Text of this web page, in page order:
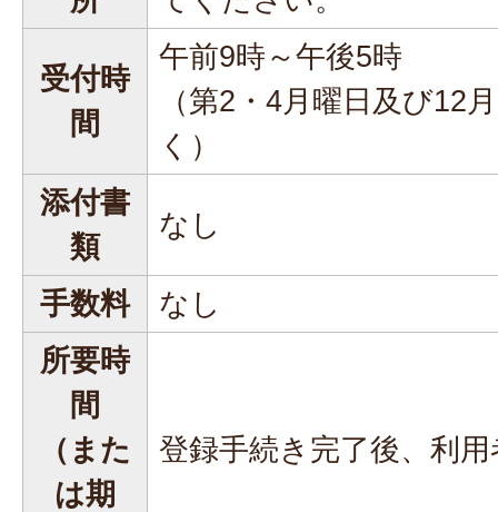
受付時
間
午前9時～午後5時
（第2・4月曜日及び12
く）
添付書
類
なし
手数料
なし
所要時
間
（また
は期
登録手続き完了後、利